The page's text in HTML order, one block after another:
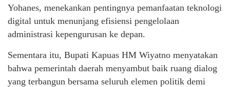
Yohanes, menekankan pentingnya pemanfaatan teknologi
digital untuk menunjang efisiensi pengelolaan
administrasi kepengurusan ke depan.
Sementara itu, Bupati Kapuas HM Wiyatno menyatakan
bahwa pemerintah daerah menyambut baik ruang dialog
yang terbangun bersama seluruh elemen politik demi